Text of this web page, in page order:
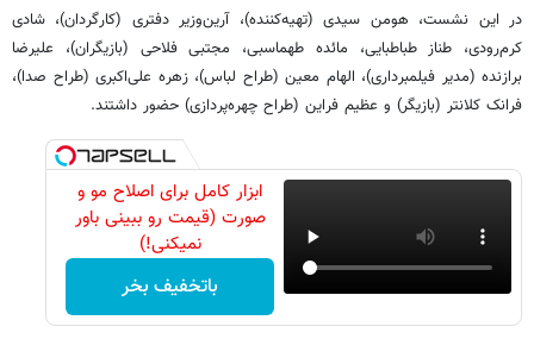
در این نشست، هومن سیدی (تهیه‌کننده)، آرین‌وزیر دفتری (کارگردان)، شادی
کرم‌رودی، طناز طباطبایی، مائده طهماسبی، مجتبی فلاحی (بازیگران)، علیرضا
برازنده (مدیر فیلمبرداری)، الهام معین (طراح لباس)، زهره علی‌اکبری (طراح صدا)،
فرانک کلانتر (بازیگر) و عظیم فراین (طراح چهره‌پردازی) حضور داشتند.
ابزار کامل برای اصلاح مو و
صورت (قیمت رو ببینی باور
نمیکنی!)
باتخفیف بخر